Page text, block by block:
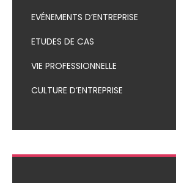
EVÉNEMENTS D’ENTREPRISE
ETUDES DE CAS
VIE PROFESSIONNELLE
CULTURE D’ENTREPRISE